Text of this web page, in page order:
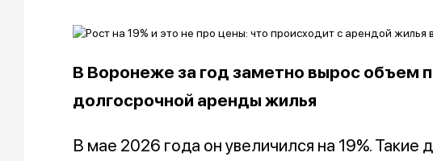
В Воронеже за год заметно вырос объем
долгосрочной аренды жилья
В мае 2026 года он увеличился на 19%. Такие